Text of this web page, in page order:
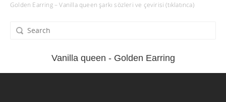
Golden Earring – Vanilla queen şarkı sözleri ve çevirisi (tıklatınca)
Vanilla queen - Golden Earring